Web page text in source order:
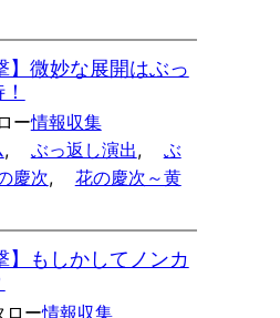
】微妙な展開はぶっ
ー情報収集
, ぶっ返し演出,
ぶ
慶次,
花の慶次～黄
】もしかしてノンカ
ロー情報収集